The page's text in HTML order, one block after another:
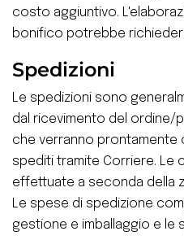
costo aggiuntivo.
bonifico potrebbe
Spedizioni
Le spedizioni sono
dal ricevimento del ordine/
che verranno prontamente
spediti tramite Corriere. Le
effettuate a seconda della
Le spese di spedizione
gestione e imballaggio e le